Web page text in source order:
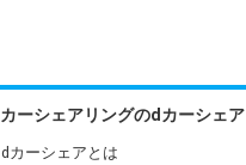
カーシェアリングのdカーシェア
dカーシェアとは